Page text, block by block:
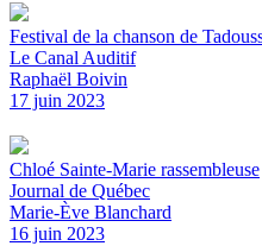
Festival de la chanson de
Le Canal Auditif
Raphaël Boivin
17 juin 2023
Chloé Sainte-Marie rassembleuse
Journal de Québec
Marie-Ève Blanchard
16 juin 2023